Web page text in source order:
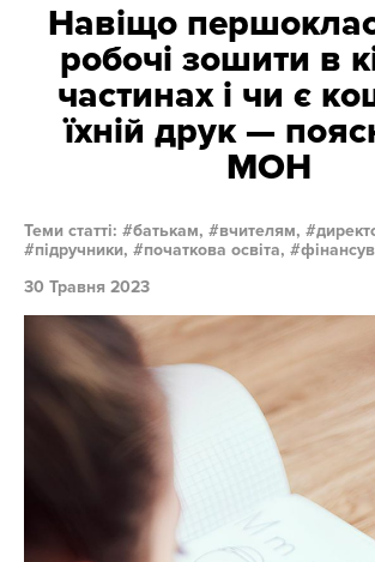
Навіщо
робочі зошити в
частинах і чи є
їхній друк —
МОН
Теми статті: батькам, вчителям,
підручники,
початкова освіта,
30 Травня 2023